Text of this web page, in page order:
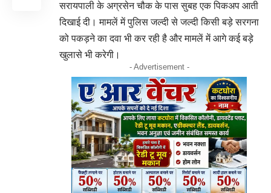
सरायपाली के अग्रसेन चौक के पास सुबह एक पिकअप आती
दिखाई दी। मामलें में पुलिस जल्दी से जल्दी किसी बड़े सरगना
को पकड़ने का दवा भी कर रही है और मामलें में आगे कई बड़े
खुलासे भी करेगी।
- Advertisement -